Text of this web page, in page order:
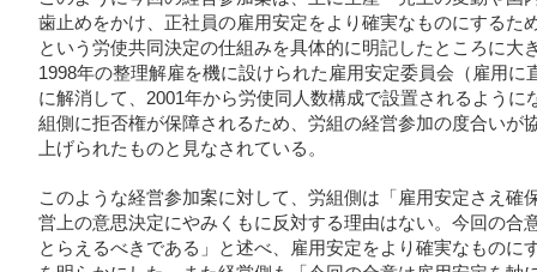
歯止めをかけ、正社員の雇用安定をより確実なものにするた
という労使共同決定の仕組みを具体的に明記したところに大
1998年の整理解雇を機に設けられた雇用安定委員会（雇用
に解消して、2001年から労使同人数構成で設置されるよう
組側に拒否権が保障されるため、労組の経営参加の度合いが
上げられたものと見なされている。
このような経営参加案に対して、労組側は「雇用安定さえ確
営上の意思決定にやみくもに反対する理由はない。今回の合
とらえるべきである」と述べ、雇用安定をより確実なものに